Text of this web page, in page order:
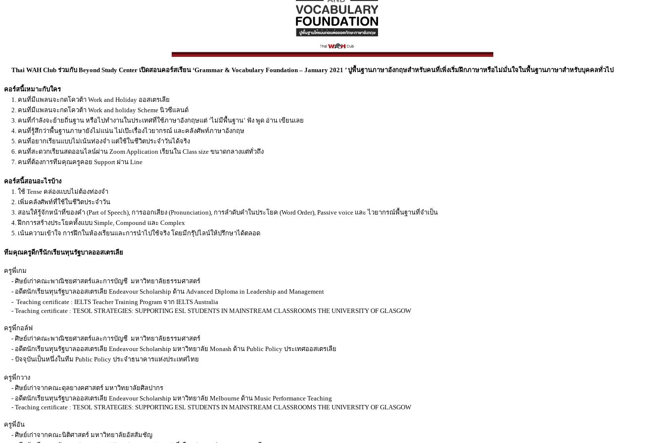
Thai WAH Club ร่วมกับ Beyond Study Center เปิดสอนคอร์สเรียน ‘Grammar & Vocabulary Foundation – January 2021 ’ ปูพื้นฐานภาษาอังกฤษสำหรับคนที่เพิ่งเริ่มฝึกภาษาหรือไม่มั่นใจในพื้นฐานภาษาสำหรับบุคคลทั่วไป
คอร์สนี้เหมาะกับใคร
1. คนที่มีแพลนจะกดโควต้า Work and Holiday ออสเตรเลีย
2. คนที่มีแพลนจะกดโควต้า Work and holiday Scheme นิวซีแลนด์
3. คนที่กำลังจะย้ายถิ่นฐาน หรือไปทำงานในประเทศที่ใช้ภาษาอังกฤษแต่ ‘ไม่มีพื้นฐาน’ ฟัง พูด อ่าน เขียนเลย
4. คนที่รู้สึกว่าพื้นฐานภาษายังไม่แน่น ไม่เป๊ะเรื่องไวยากรณ์ และคลังศัพท์ภาษาอังกฤษ
5. คนที่อยากเรียนแบบไม่เน้นท่องจำ แต่ใช้ในชีวิตประจำวันได้จริง
6. คนที่สะดวกเรียนสดออนไลน์ผ่าน Zoom Application เรียนใน Class size ขนาดกลางแต่ทั่วถึง
7. คนที่ต้องการทีมคุณครูคอย Support ผ่าน Line
คอร์สนี้สอนอะไรบ้าง
1. ใช้ Tense คล่องแบบไม่ต้องท่องจำ
2. เพิ่มคลังศัพท์ที่ใช้ในชีวิตประจำวัน
3. สอนให้รู้จักหน้าที่ของคำ (Part of Speech), การออกเสียง (Pronunciation), การลำดับคำในประโยค (Word Order), Passive voice และ ไวยากรณ์พื้นฐานที่จำเป็น
4. ฝึกการสร้างประโยคทั้งแบบ Simple, Compound และ Complex
5. เน้นความเข้าใจ การฝึกในห้องเรียนและการนำไปใช้จริง โดยมีกรุ๊ปไลน์ให้ปรึกษาได้ตลอด
ทีมคุณครูดีกรีนักเรียนทุนรัฐบาลออสเตรเลีย
ครูพี่เกม
- ศิษย์เก่าคณะพาณิชยศาสตร์และการบัญชี มหาวิทยาลัยธรรมศาสตร์
- อดีตนักเรียนทุนรัฐบาลออสเตรเลีย Endeavour Scholarship ด้าน Advanced Diploma in Leadership and Management
- Teaching certificate : IELTS Teacher Training Program จาก IELTS Australia
- Teaching certificate : TESOL STRATEGIES: SUPPORTING ESL STUDENTS IN MAINSTREAM CLASSROOMS THE UNIVERSITY OF GLASGOW
ครูพี่กอล์ฟ
- ศิษย์เก่าคณะพาณิชยศาสตร์และการบัญชี มหาวิทยาลัยธรรมศาสตร์
- อดีตนักเรียนทุนรัฐบาลออสเตรเลีย Endeavour Scholarship มหาวิทยาลัย Monash ด้าน Public Policy ประเทศออสเตรเลีย
- ปัจจุบันเป็นหนึ่งในทีม Public Policy ประจำธนาคารแห่งประเทศไทย
ครูพี่กวาง
- ศิษย์เก่าจากคณะดุลยางคศาสตร์ มหาวิทยาลัยศิลปากร
- อดีตนักเรียนทุนรัฐบาลออสเตรเลีย Endeavour Scholarship มหาวิทยาลัย Melbourne ด้าน Music Performance Teaching
- Teaching certificate : TESOL STRATEGIES: SUPPORTING ESL STUDENTS IN MAINSTREAM CLASSROOMS THE UNIVERSITY OF GLASGOW
ครูพี่อัน
- ศิษย์เก่าจากคณะนิติศาสตร์ มหาวิทยาลัยอัสสัมชัญ